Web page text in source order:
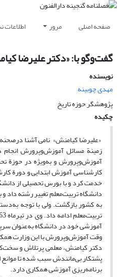
صفحه اصلی مرور اطلاعات
گفت‌وگو با: «دکتر علیرضا
نویسنده
مهدی چوبینه
پژوهشگر حوزه تاریخ
چکیده
«علیرضا کیامنش» نامی آشنا
زمینة مسائل آموزش‌و‌پرورش انجام
آموزش‌وپرورش و به‌ویژه در حوزة
آموزشی خود در دانشگاه به‌عنوان
وقت آموزش‌وپرورش با این وزارت
دکتر کیامنش، معلمی پرتلاش و
پشتکار بی‌مانندش سبب شده تا
برنامه‌ریزی آموزشی همکاری دارد.